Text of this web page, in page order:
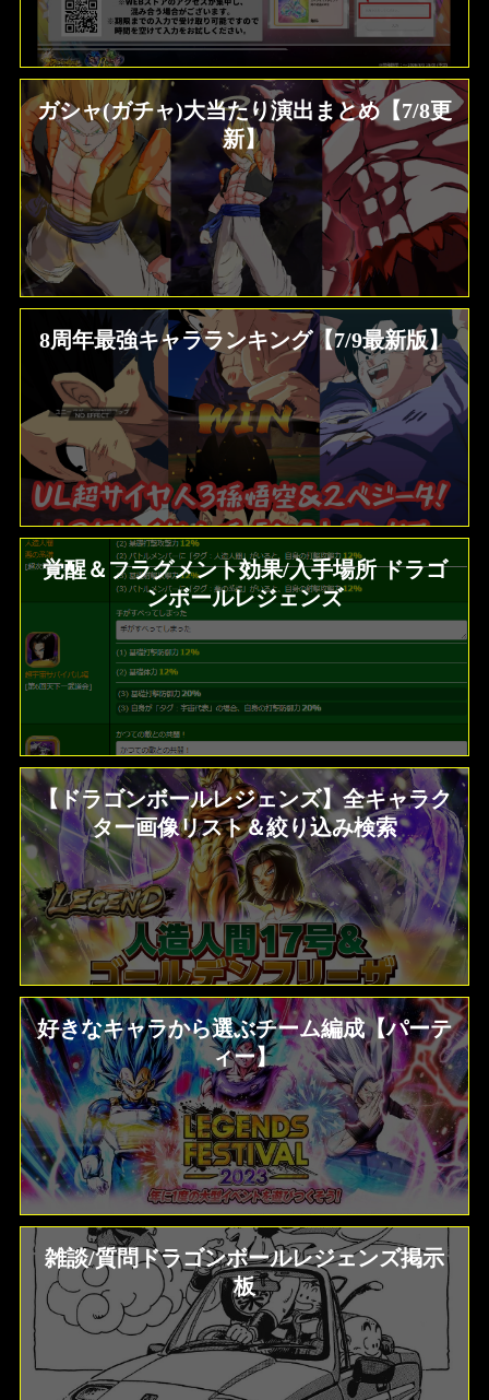
ガシャ(ガチャ)大当たり演出まとめ【7/8更
新】
8周年最強キャラランキング【7/9最新版】
覚醒＆フラグメント効果/入手場所 ドラゴ
ンボールレジェンズ
【ドラゴンボールレジェンズ】全キャラク
ター画像リスト＆絞り込み検索
好きなキャラから選ぶチーム編成【パーテ
ィー】
雑談/質問ドラゴンボールレジェンズ掲示
板